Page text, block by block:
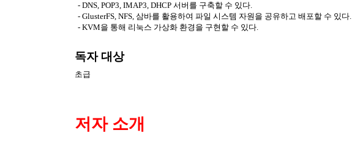
- DNS, POP3, IMAP3, DHCP서버를 구축할 수 있다.
- GlusterFS, NFS,삼바를 활용하여 파일 시스템 자원을 공유하고 배포할 수 있다.
- KVM을 통해 리눅스 가상화 환경을 구현할 수 있다.
독자 대상
초급
저자 소개